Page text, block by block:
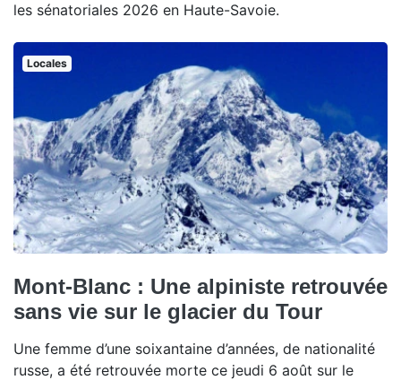
les sénatoriales 2026 en Haute-Savoie.
Locales
Mont-Blanc : Une alpiniste retrouvée
sans vie sur le glacier du Tour
Une femme d’une soixantaine d’années, de nationalité
russe, a été retrouvée morte ce jeudi 6 août sur le